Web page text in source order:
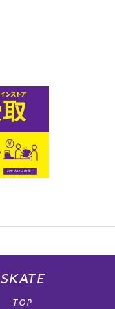
SKATE
TOP